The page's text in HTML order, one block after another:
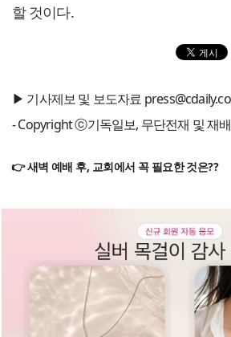
할 것이다.
▶ 기사제보 및 보도자료
- Copyright ⓒ기독일보, 무단전재 및 재
👉 새벽 예배 후, 교회에서 꼭 필요한 것은??